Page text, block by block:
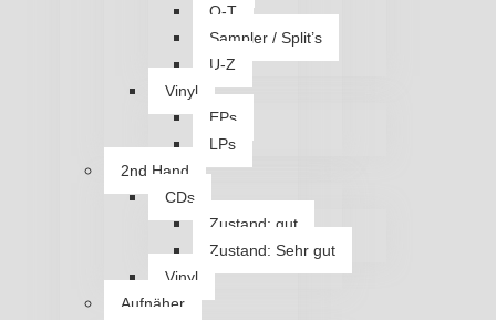
Q-T
Sampler / Split’s
U-Z
Vinyl
EPs
LPs
2nd Hand
CDs
Zustand: gut
Zustand: Sehr gut
Vinyl
Aufnäher